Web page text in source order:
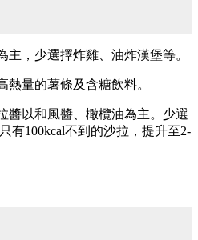
主，少選擇炸雞、油炸漢堡等。
熱量的薯條及含糖飲料。
醬以和風醬、橄欖油為主。少選
有100kcal不到的沙拉，提升至2-